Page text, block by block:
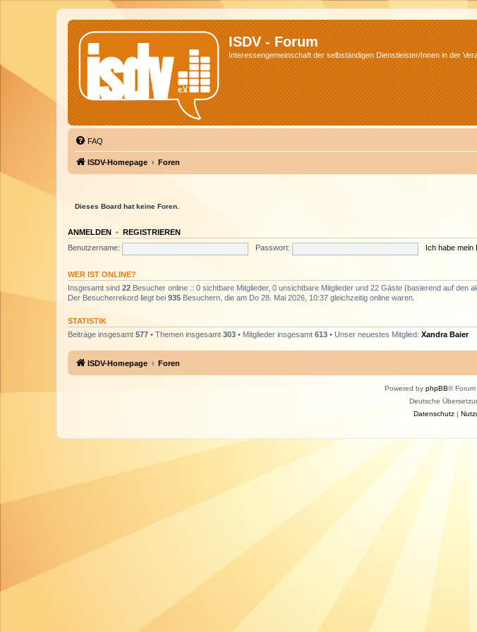
ISDV - Forum
Interessengemeinschaft der selbständigen Dienstleister/Innen in der
FAQ
ISDV-Homepage Foren
Dieses Board hat keine Foren.
ANMELDEN • REGISTRIEREN
Benutzername:
Passwort: Ich habe
WER IST ONLINE?
Insgesamt sind 22 Besucher online :: 0 sichtbare Mitglieder, 0 unsichtbare Mitglieder und 22 Gäste (basierend auf den
Der Besucherrekord liegt bei 935 Besuchern, die am Do 28. Mai 2026, 10:37 gleichzeitig online waren.
STATISTIK
Beiträge insgesamt 577 • Themen insgesamt 303 • Mitglieder insgesamt 613 • Unser neuestes Mitglied: Xandra Baier
ISDV-Homepage Foren
Powered by phpBB®
Deutsche
Datenschutz|